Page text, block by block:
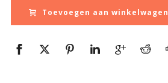
Toevoegen aan winkelwagen